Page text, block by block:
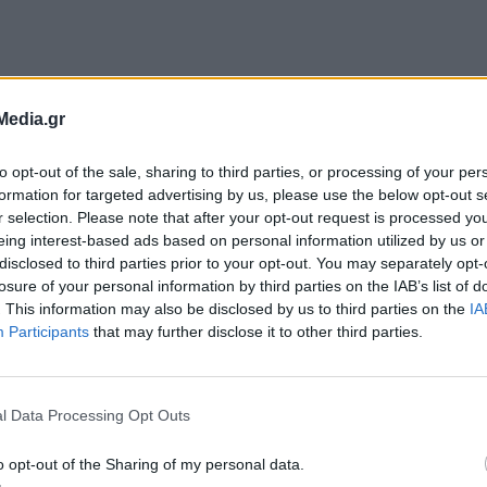
opt-out of the sale, sharing to third parties, or processing of your
for targeted advertising by us, please use the below opt-out
selection. Please note that after your opt-out request is processed
interest-based ads based on personal information utilized by us
to third parties prior to your opt-out. You may separately
of your personal information by third parties on the IAB’s list of
This information may also be disclosed by us to third parties on the
Participants that may further disclose it to other third parties.
Data Processing Opt Outs
opt-out of the Sharing of my personal data.
και αναφορές μέσων ενημέρωσης απο όλο
προ ημερών ανέβηκε απο το πρακτορείο
περηφάνεια. Μας δίνει τη δύναμη να
την εφαρμογή του και σε άλλα νησιά μας. Με
ένας τόπος που έκλεισε τον
απορριμμάτων απο τους δρόμους και δεν
γή, μπορεί και πρέπει να είναι το μοντέλο
δουλέψαμε για αυτό και υπηρετήσαμε
με όσους έπρεπε στον Δημόσιο και